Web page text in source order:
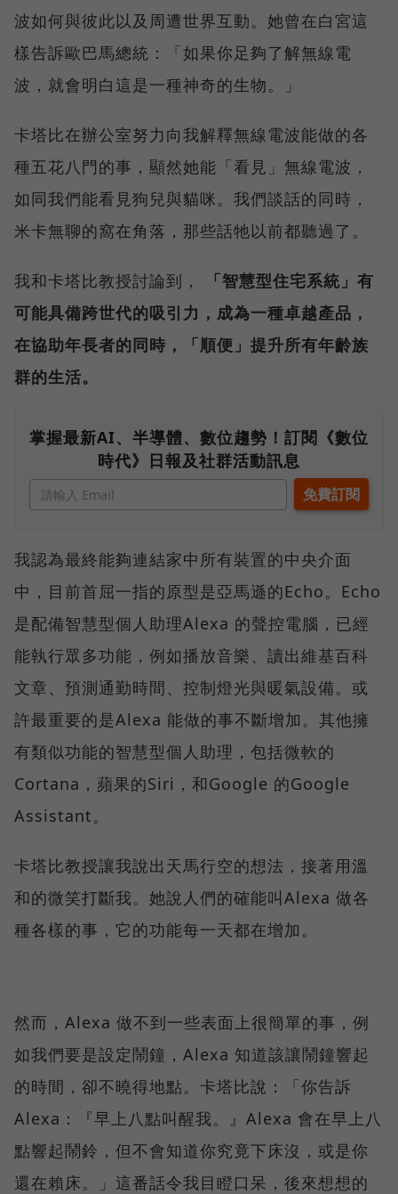
波如何與彼此以及周遭世界互動。她曾在白宮這
樣告訴歐巴馬總統：「如果你足夠了解無線電
波，就會明白這是一種神奇的生物。」
卡塔比在辦公室努力向我解釋無線電波能做的各
種五花八門的事，顯然她能「看見」無線電波，
如同我們能看見狗兒與貓咪。我們談話的同時，
米卡無聊的窩在角落，那些話牠以前都聽過了。
我和卡塔比教授討論到，
「智慧型住宅系統」有
可能具備跨世代的吸引力，成為一種卓越產品，
在協助年長者的同時，「順便」提升所有年齡族
群的生活。
掌握最新AI、半導體、數位趨勢！訂閱《數位
時代》日報及社群活動訊息
我認為最終能夠連結家中所有裝置的中央介面
中，目前首屈一指的原型是亞馬遜的Echo。Echo
是配備智慧型個人助理Alexa 的聲控電腦，已經
能執行眾多功能，例如播放音樂、讀出維基百科
文章、預測通勤時間、控制燈光與暖氣設備。或
許最重要的是Alexa 能做的事不斷增加。其他擁
有類似功能的智慧型個人助理，包括微軟的
Cortana，蘋果的Siri，和Google 的Google
Assistant。
卡塔比教授讓我說出天馬行空的想法，接著用溫
和的微笑打斷我。她說人們的確能叫Alexa 做各
種各樣的事，它的功能每一天都在增加。
然而，Alexa 做不到一些表面上很簡單的事，例
如我們要是設定鬧鐘，Alexa 知道該讓鬧鐘響起
的時間，卻不曉得地點。卡塔比說：「你告訴
Alexa：『早上八點叫醒我。』Alexa 會在早上八
點響起鬧鈴，但不會知道你究竟下床沒，或是你
還在賴床。」這番話令我目瞪口呆，後來想想的